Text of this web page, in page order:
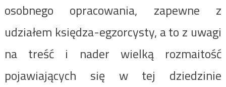
osobnego opracowania, zapewne z
udziałem księdza-egzorcysty, a to z uwagi
na treść i nader wielką rozmaitość
pojawiających się w tej dziedzinie